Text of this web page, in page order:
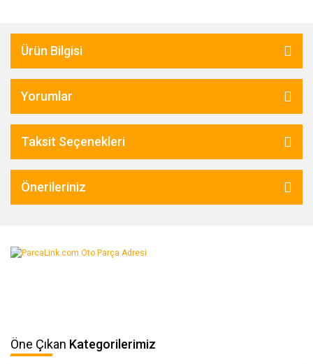
Ürün Bilgisi
Yorumlar
Taksit Seçenekleri
Önerileriniz
Öne Çıkan Kategorilerimiz